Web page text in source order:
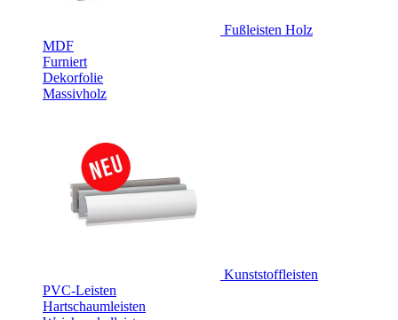
Fußleisten Holz
MDF
Furniert
Dekorfolie
Massivholz
Kunststoffleisten
PVC-Leisten
Hartschaumleisten